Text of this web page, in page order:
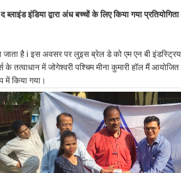
इंडिया द्वारा अंध बच्चों के लिए किया गया
है i इस अवसर पर लुइस ब्रेल डे को एम एन बी
तत्वाधान में जोगेश्वरी पश्चिम मीना कुमारी हॉल मैं
में किया गया।